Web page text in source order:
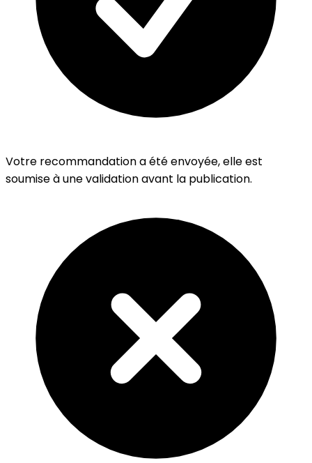
Votre recommandation a été envoyée, elle est
soumise à une validation avant la publication.